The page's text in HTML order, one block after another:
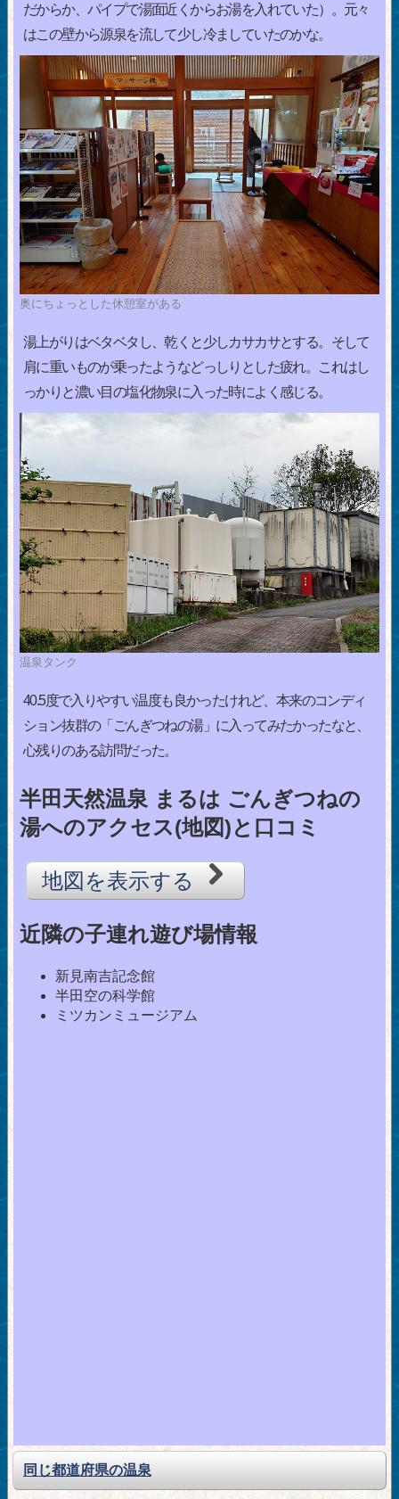
だからか、パイプで湯面近くからお湯を入れていた）。元々
はこの壁から源泉を流して少し冷ましていたのかな。
奥にちょっとした休憩室がある
湯上がりはベタベタし、乾くと少しカサカサとする。そして
肩に重いものが乗ったようなどっしりとした疲れ。これはし
っかりと濃い目の塩化物泉に入った時によく感じる。
温泉タンク
40.5度で入りやすい温度も良かったけれど、本来のコンディ
ション抜群の「ごんぎつねの湯」に入ってみたかったなと、
心残りのある訪問だった。
半田天然温泉 まるは ごんぎつねの
湯へのアクセス(地図)と口コミ
地図を表示する
近隣の子連れ遊び場情報
新見南吉記念館
半田空の科学館
ミツカンミュージアム
同じ都道府県の温泉